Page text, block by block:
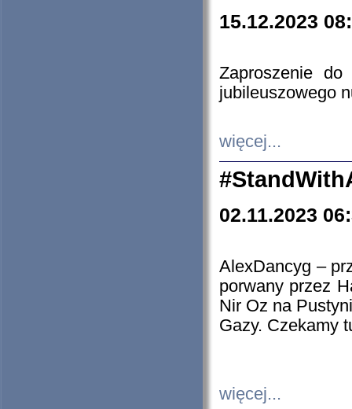
15.12.2023
Zaproszenie do
jubileuszowego
więcej...
02.11.2023
AlexDancyg –
porwany przez
Nir Oz na
Gazy. Czekamy
więcej...